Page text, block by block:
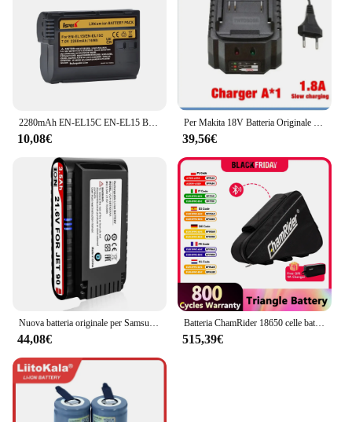
2280mAh EN-EL15C EN-EL15 Batteria/LED USB Doppio Caricatore per Nikon Z5,Z6,Z6 II,Z7,Z7II D600 D610 D600E D800 D810 D800E D810
10,08€
Per Makita 18V Batteria Originale 6Ah BL1850B Li-Ion Batteria di Ricambio BL1850 BL1860B BL1860 BL1840B BL1830B BL1830 LXT-400 RU
39,56€
Nuova batteria originale per Samsung JET75 JET90 JET90E VS9000 VCA-SBT90 muslimatexlimb
44,08€
Batteria ChamRider 18650 celle batteria triangolo piccolo 52V batteria Ebike 48V 35AH capacità litio 26.1AH 1000W 1500W 21700 cella
515,39€